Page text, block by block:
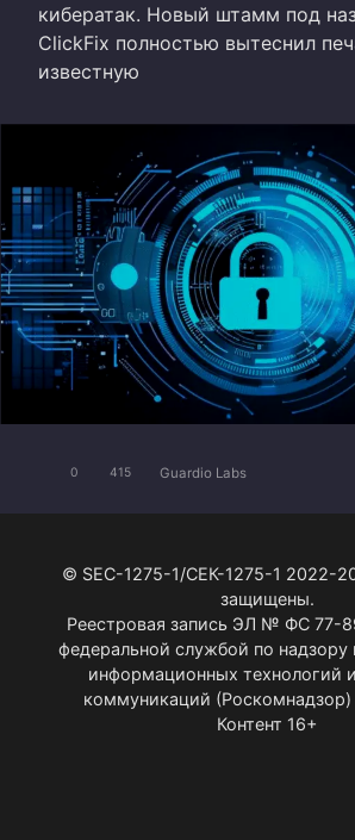
кибератак. Новый штамм под
ClickFix полностью вытеснил
известную
0 415 Guardio Labs
© SEC-1275-1/СЕК-1275-1 2022-
защищены.
Реестровая запись ЭЛ № ФС 77-
федеральной службой по надзору
информационных технологий
коммуникаций
Контент 16+